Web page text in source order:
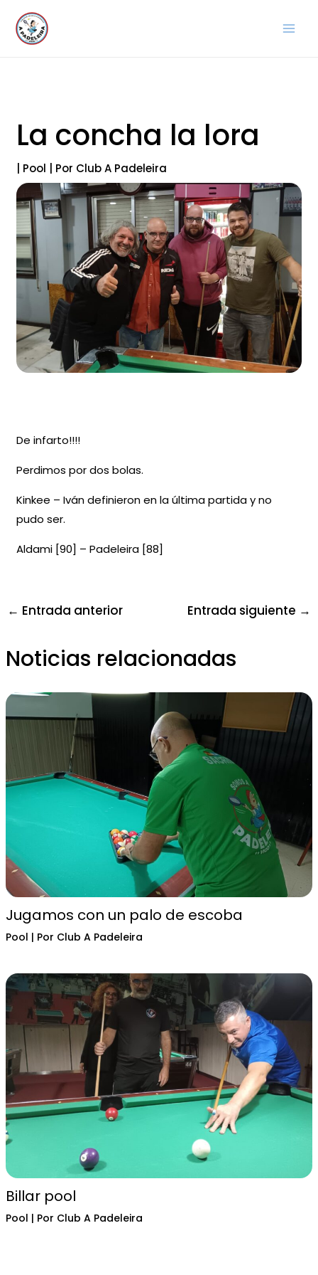
contenido
La concha la lora
| Pool | Por Club A Padeleira
De infarto!!!!
Perdimos por dos bolas.
Kinkee – Iván definieron en la última partida y no
pudo ser.
Aldami [90] – Padeleira [88]
← Entrada anterior Entrada siguiente →
Noticias relacionadas
Jugamos con un palo de escoba
Pool | Por Club A Padeleira
Billar pool
Pool | Por Club A Padeleira